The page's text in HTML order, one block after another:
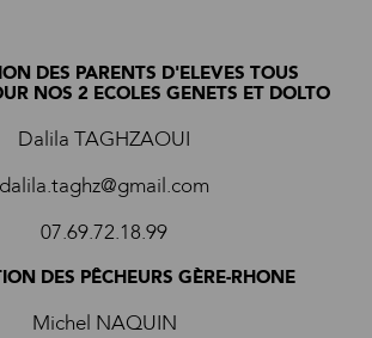
DES PARENTS D'ELEVES TOUS
NOS 2 ECOLES GENETS ET DOLTO
Dalila TAGHZAOUI
dalila.taghz@gmail.com
07.69.72.18.99
DES PÊCHEURS GÈRE-RHONE
Michel NAQUIN